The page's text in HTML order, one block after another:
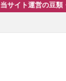
営の豆類・ナッツ